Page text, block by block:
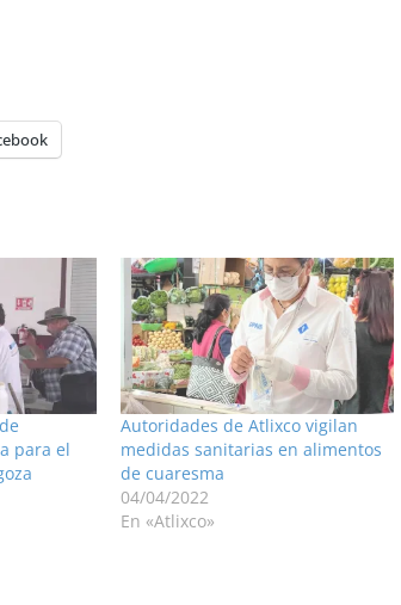
para el
Autoridades de Atlixco vigilan
medidas sanitarias en alimentos
de cuaresma
04/04/2022
En «Atlixco»